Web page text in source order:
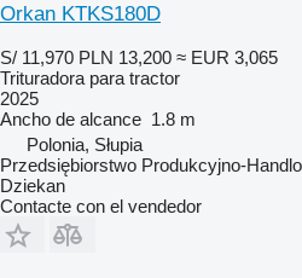
Orkan KTKS180D
S/ 11,970 PLN 13,200 ≈ EUR 3,065
Trituradora para tractor
2025
Ancho de alcance 1.8 m
Polonia, Słupia
Przedsiębiorstwo Produkcyjno-
Dziekan
Contacte con el vendedor